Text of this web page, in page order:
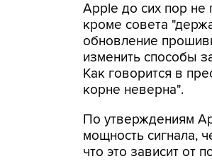
Apple до сих пор
кроме совета
обновление
изменить способы
Как говорится в
корне неверна".
По утверждениям
мощность сигнала,
что это зависит от